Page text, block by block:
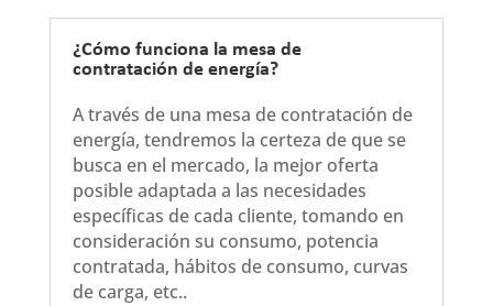
¿Cómo funciona la mesa de
contratación de energía?
A través de una mesa de contratación de
energía, tendremos la certeza de que se
busca en el mercado, la mejor oferta
posible adaptada a las necesidades
específicas de cada cliente, tomando en
consideración su consumo, potencia
contratada, hábitos de consumo, curvas
de carga, etc..